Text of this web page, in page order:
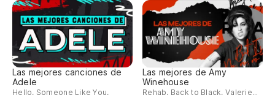
Las mejores canciones de
Adele
Hello, Someone Like You,
Las mejores de Amy
Winehouse
Rehab, Back to Black, Valerie...